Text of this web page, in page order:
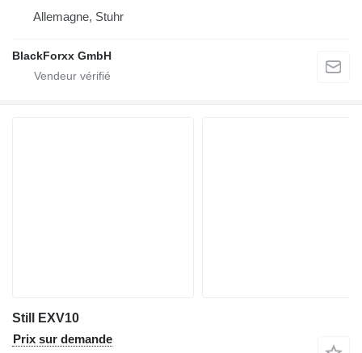
Allemagne, Stuhr
BlackForxx GmbH
Still EXV10
Prix sur demande